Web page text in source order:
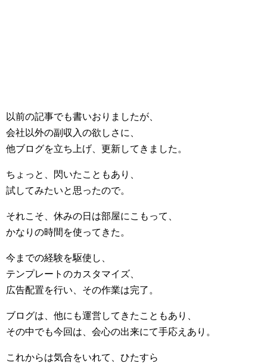
以前の記事でも書いおりましたが、
会社以外の副収入の欲しさに、
他ブログを立ち上げ、更新してきました。
ちょっと、閃いたこともあり、
試してみたいと思ったので。
それこそ、休みの日は部屋にこもって、
かなりの時間を使ってきた。
今までの経験を駆使し、
テンプレートのカスタマイズ、
広告配置を行い、その作業は完了。
ブログは、他にも運営してきたこともあり、
その中でも今回は、会心の出来にて手応えあり。
これからは気合をいれて、ひたすら